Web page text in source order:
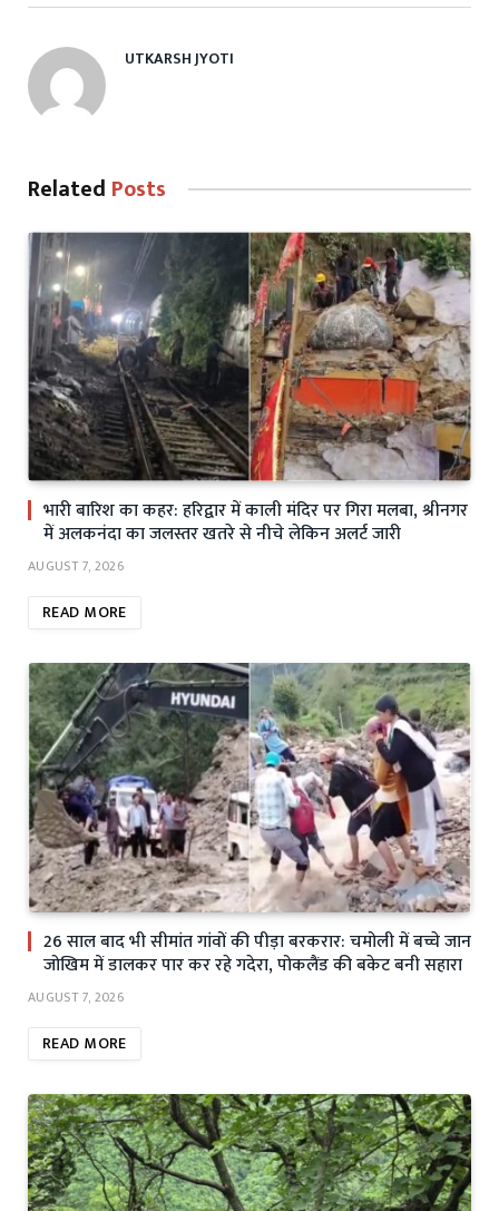
UTKARSH JYOTI
Related Posts
भारी बारिश का कहर: हरिद्वार में काली मंदिर पर गिरा मलबा, श्रीनगर
में अलकनंदा का जलस्तर खतरे से नीचे लेकिन अलर्ट जारी
AUGUST 7, 2026
READ MORE
26 साल बाद भी सीमांत गांवों की पीड़ा बरकरार: चमोली में बच्चे जान
जोखिम में डालकर पार कर रहे गदेरा, पोकलैंड की बकेट बनी सहारा
AUGUST 7, 2026
READ MORE